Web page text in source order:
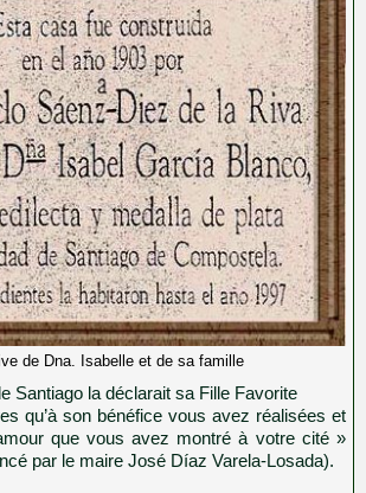
de Dna. Isabelle et de sa famille
Santiago la déclarait sa Fille Favorite
qu’à son bénéfice vous avez réalisées et
que vous avez montré à votre cité »
par le maire José Díaz Varela-Losada).